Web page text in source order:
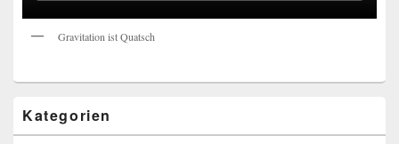
Gravitation ist Quatsch
Kategorien